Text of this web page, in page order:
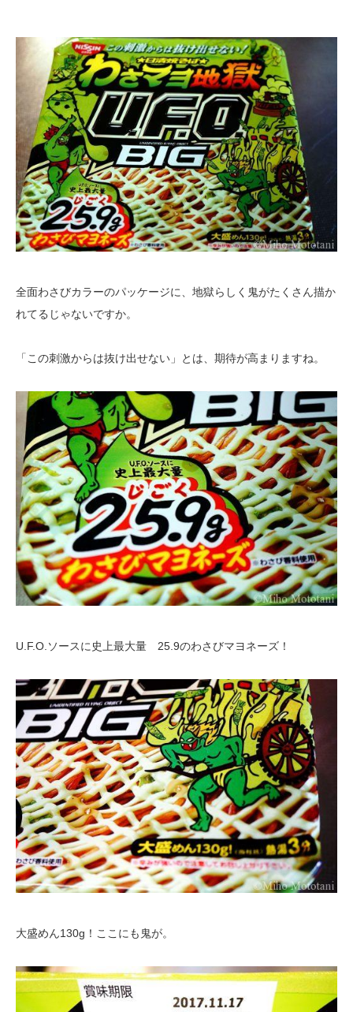
全面わさびカラーのパッケージに、地獄らしく鬼がたくさん描か
れてるじゃないですか。
「この刺激からは抜け出せない」とは、期待が高まりますね。
U.F.O.ソースに史上最大量 25.9のわさびマヨネーズ！
大盛めん130g！ここにも鬼が。